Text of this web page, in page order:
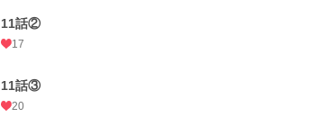
11話②
17
11話③
20